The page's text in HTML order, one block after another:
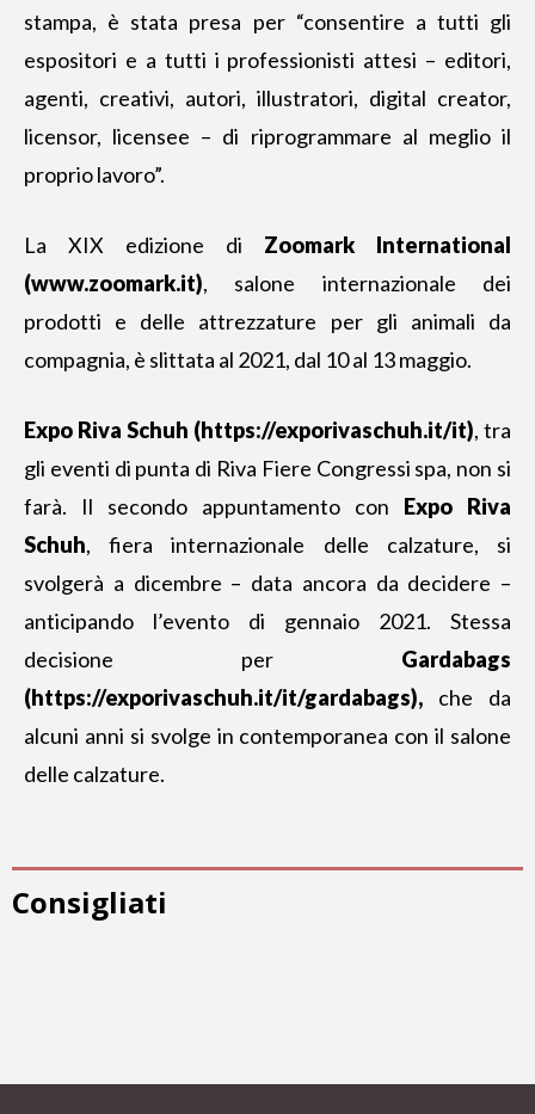
stampa, è stata presa per “consentire a tutti gli
espositori e a tutti i professionisti attesi – editori,
agenti, creativi, autori, illustratori, digital creator,
licensor, licensee – di riprogrammare al meglio il
proprio lavoro”.
La XIX edizione di Zoomark International
(www.zoomark.it), salone internazionale dei
prodotti e delle attrezzature per gli animali da
compagnia, è slittata al 2021, dal 10 al 13 maggio.
Expo Riva Schuh (https://exporivaschuh.it/it), tra
gli eventi di punta di Riva Fiere Congressi spa, non si
farà. Il secondo appuntamento con Expo Riva
Schuh, fiera internazionale delle calzature, si
svolgerà a dicembre – data ancora da decidere –
anticipando l’evento di gennaio 2021. Stessa
decisione per Gardabags
(https://exporivaschuh.it/it/gardabags), che da
alcuni anni si svolge in contemporanea con il salone
delle calzature.
Consigliati